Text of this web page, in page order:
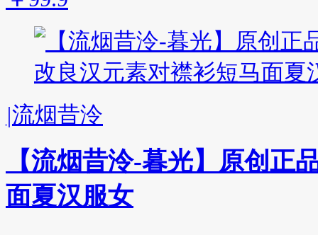
|流烟昔泠
【流烟昔泠-暮光】原创正
面夏汉服女